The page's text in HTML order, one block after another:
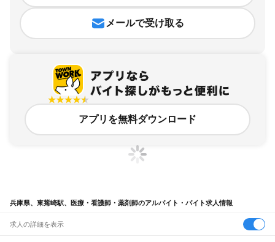
メールで受け取る
アプリを無料ダウンロード
兵庫県、東觜崎駅、医療・看護師・薬剤師のアルバイト・バイト求人情報
求人の詳細を表示